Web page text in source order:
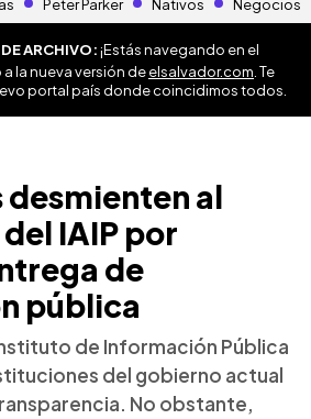
Peter Parker Nativos Negocios
ARCHIVO:¡Estás navegando en el
la nueva versión deelsalvador.com . Te
portal país donde coincidimos todos.
desmienten al
IAIP por
de
pública
de Información Pública
del gobierno actual
No obstante,